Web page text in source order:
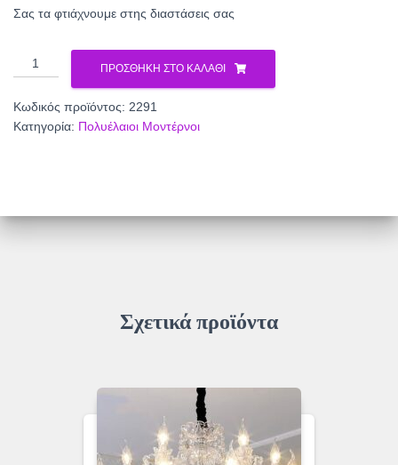
Σας τα φτιάχνουμε στης διαστάσεις σας
Πολυέλαιος
2291
ΠΡΟΣΘΉΚΗ ΣΤΟ ΚΑΛΆΘΙ
Κωδικός προϊόντος: 2291
Κατηγορία: Πολυέλαιοι Μοντέρνοι
Σχετικά προϊόντα